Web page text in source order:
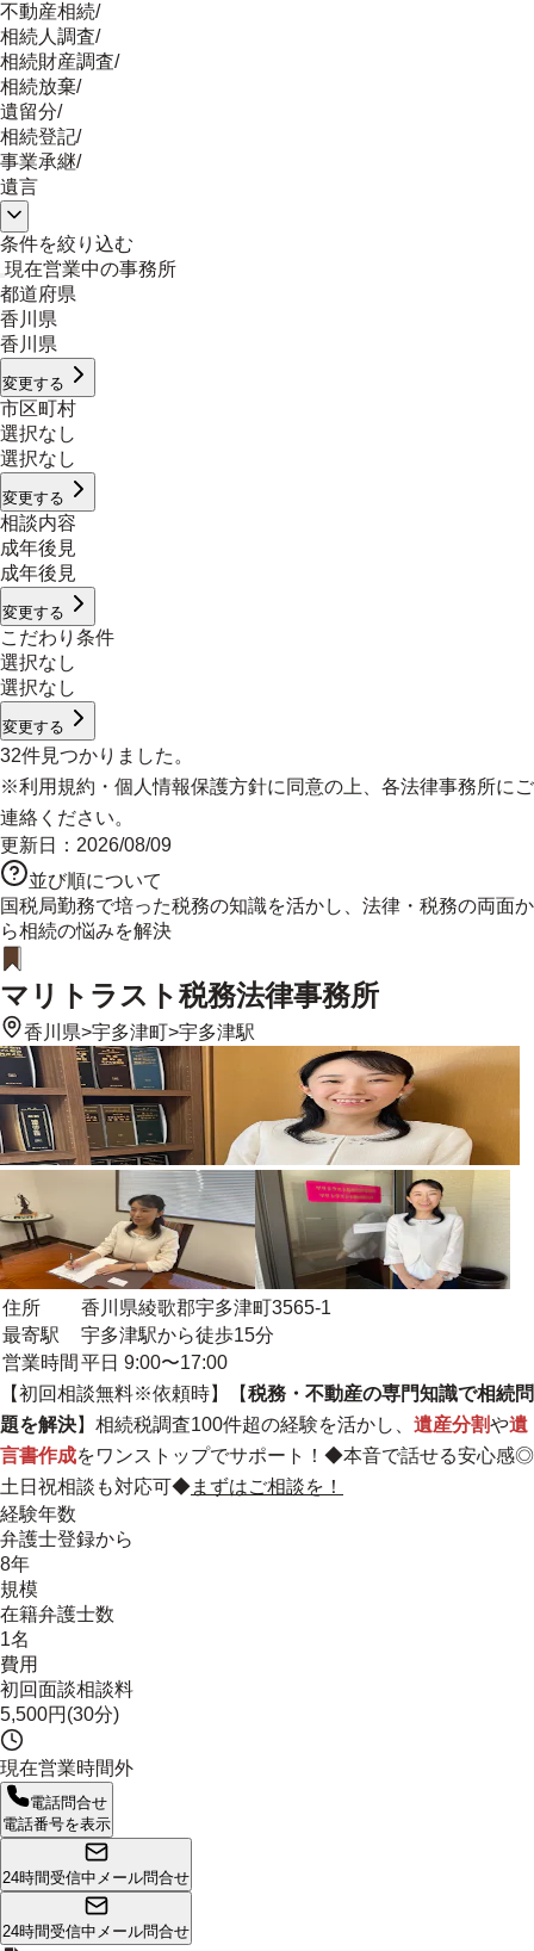
不動産相続/
相続人調査/
相続財産調査/
相続放棄/
遺留分/
相続登記/
事業承継/
遺言
条件を絞り込む
現在営業中の事務所
都道府県
香川県
香川県
変更する
市区町村
選択なし
選択なし
変更する
相談内容
成年後見
成年後見
変更する
こだわり条件
選択なし
選択なし
変更する
32件見つかりました。
※利用規約 ・ 個人情報保護方針に同意の上、各法律事務所にご
連絡ください。
更新日： 2026/08/09
並び順について
国税局勤務で培った税務の知識を活かし、法律・税務の両面か
ら相続の悩みを解決
マリトラスト税務法律事務所
香川県>宇多津町>宇多津駅
住所
香川県綾歌郡宇多津町3565-1
最寄駅
宇多津駅から徒歩15分
営業時間 平日 9:00〜17:00
【初回相談無料※依頼時】【税務・不動産の専門知識で相続問
題を解決】 相続税調査100件超の経験を活かし、 遺産分割や遺
言書作成をワンストップでサポート！◆本音で話せる安心感◎
土日祝相談も対応可◆まずはご相談を！
経験年数
弁護士登録から
8年
規模
在籍弁護士数
1名
費用
初回面談相談料
5,500円(30分)
現在営業時間外
電話問合せ
電話番号を表示
24時間受信中 メール問合せ
24時間受信中 メール問合せ